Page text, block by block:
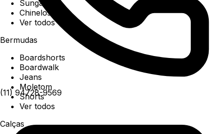
(11) 94728-9569
Sunga
Chinelos
Ver todos
Bermudas
Boardshorts
Boardwalk
Jeans
Moletom
Shorts
Ver todos
Calças